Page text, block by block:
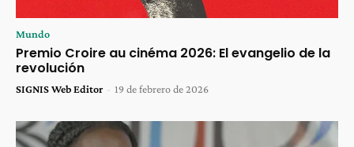
Mundo
Premio Croire au cinéma 2026: El evangelio de la
revolución
SIGNIS Web Editor - 19 de febrero de 2026